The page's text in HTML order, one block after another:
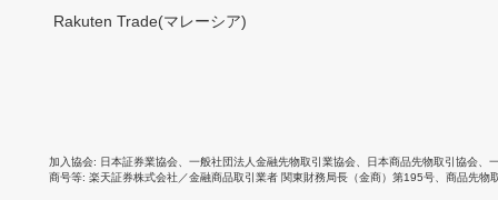
Rakuten Trade(マレーシア)
加入協会 日本証券業協会 一般社団法人金融先物取引業協会 日本商品先物取引協会
商号等 楽天証券株式会社／金融商品取引業者 関東財務局長（金商）第195号、商品先物